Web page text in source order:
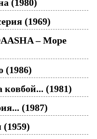
(1980)
(1969)
– Море
(1986)
ковбой... (1981)
(1987)